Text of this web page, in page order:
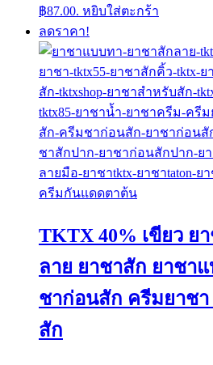
฿87.00. หยิบใส่ตะกร้า
ลดราคา!
TKTX 40% เขียว ย
ลาย ยาชาสัก ยาชา
ชาก่อนสัก ครีมยาช
สัก